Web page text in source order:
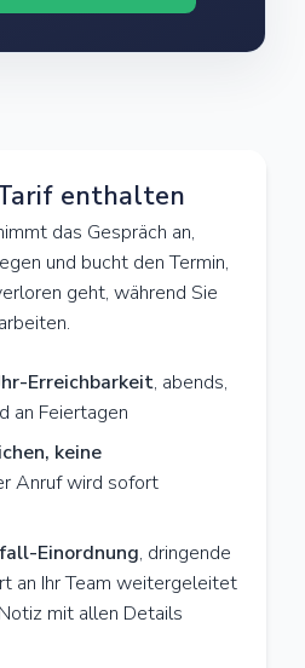
enthalten
das Gespräch an,
und bucht den Termin,
geht, während Sie
arbeiten.
Erreichbarkeit, abends,
an Feiertagen
keine
Anruf wird sofort
Einordnung, dringende
an Ihr Team weitergeleitet
mit allen Details